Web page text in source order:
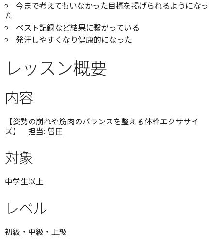
今まで考えてもいなかった目標を掲げられるようになっ
た
ベスト記録など結果に繋がっている
発汗しやすくなり健康的になった
レッスン概要
内容
【姿勢の崩れや筋肉のバランスを整える体幹エクササイ
ズ】 担当: 曽田
対象
中学生以上
レベル
初級・中級・上級